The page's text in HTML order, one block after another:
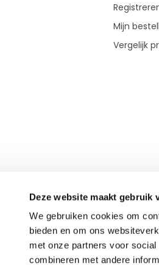
Deze website maakt gebruik
We gebruiken cookies om
bieden en om ons
met onze partners voor
combineren met andere
Mijn
Vergelijk